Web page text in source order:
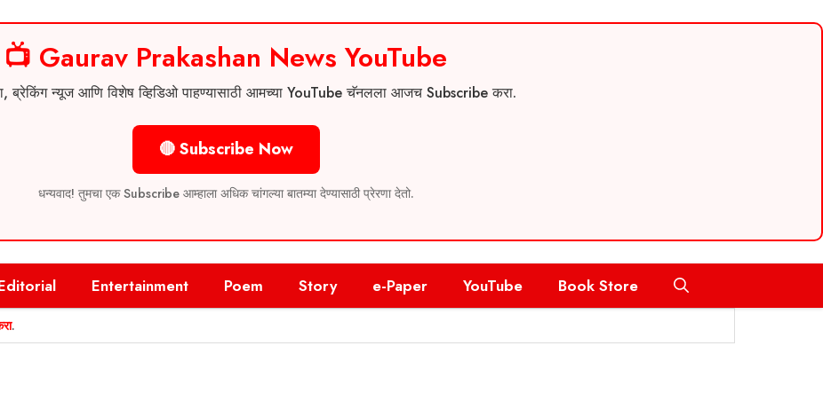
📺 Gaurav Prakashan News YouTube
ब्रेकिंग न्यूज आणि विशेष व्हिडिओ पाहण्यासाठी आमच्या YouTube चॅनलला आजच Subscribe करा.
🔴 Subscribe Now
धन्यवाद! तुमचा एक Subscribe आम्हाला अधिक चांगल्या बातम्या देण्यासाठी प्रेरणा देतो.
Entertainment Poem Story e-Paper YouTube Book Store
.